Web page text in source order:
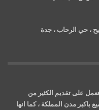
، حي الرحاب ، جدة
على تقديم الكثير من
باكبر مدن المملكة ، كما انها